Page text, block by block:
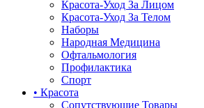
Красота-Уход За Лицом
Красота-Уход За Телом
Наборы
Народная Медицина
Офтальмология
Профилактика
Спорт
• Красота
Сопутствующие Товары